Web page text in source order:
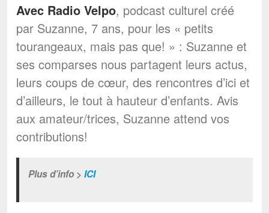
Avec Radio Velpo, podcast culturel créé
par Suzanne, 7 ans, pour les « petits
tourangeaux, mais pas que! » : Suzanne et
ses comparses nous partagent leurs actus,
leurs coups de cœur, des rencontres d’ici et
d’ailleurs, le tout à hauteur d’enfants. Avis
aux amateur/trices, Suzanne attend vos
contributions!
Plus d’info > ICI